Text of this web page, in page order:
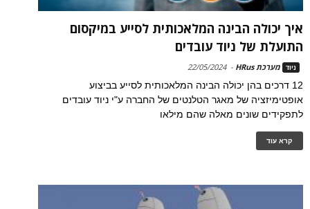
איך יכולה הבינה המלאכותית לסייע במיקסום
התועלת של ניוד עובדים
ניוד מערכת HRus -
22/05/2024
12 דרכים בהן יכולה הבינה המלאכותית לסייע בביצוע
אופטימיזציה של מאגר הטלנטים של החברה ע"י ניוד עובדים
לתפקידים שונים מאלה שהם מילאו
קרא עוד